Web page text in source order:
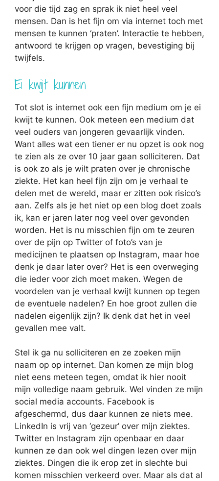
voor die tijd zag en sprak ik niet heel veel
mensen. Dan is het fijn om via internet toch met
mensen te kunnen ‘praten’. Interactie te hebben,
antwoord te krijgen op vragen, bevestiging bij
twijfels.
Ei kwijt kunnen
Tot slot is internet ook een fijn medium om je ei
kwijt te kunnen. Ook meteen een medium dat
veel ouders van jongeren gevaarlijk vinden.
Want alles wat een tiener er nu opzet is ook nog
te zien als ze over 10 jaar gaan solliciteren. Dat
is ook zo als je wilt praten over je chronische
ziekte. Het kan heel fijn zijn om je verhaal te
delen met de wereld, maar er zitten ook risico’s
aan. Zelfs als je het niet op een blog doet zoals
ik, kan er jaren later nog veel over gevonden
worden. Het is nu misschien fijn om te zeuren
over de pijn op Twitter of foto’s van je
medicijnen te plaatsen op Instagram, maar hoe
denk je daar later over? Het is een overweging
die ieder voor zich moet maken. Wegen de
voordelen van je verhaal kwijt kunnen op tegen
de eventuele nadelen? En hoe groot zullen die
nadelen eigenlijk zijn? Ik denk dat het in veel
gevallen mee valt.
Stel ik ga nu solliciteren en ze zoeken mijn
naam op op internet. Dan komen ze mijn blog
niet eens meteen tegen, omdat ik hier nooit
mijn volledige naam gebruik. Wel vinden ze mijn
social media accounts. Facebook is
afgeschermd, dus daar kunnen ze niets mee.
LinkedIn is vrij van ‘gezeur’ over mijn ziektes.
Twitter en Instagram zijn openbaar en daar
kunnen ze dan ook wel dingen lezen over mijn
ziektes. Dingen die ik erop zet in slechte bui
komen misschien verkeerd over. Maar als dat al